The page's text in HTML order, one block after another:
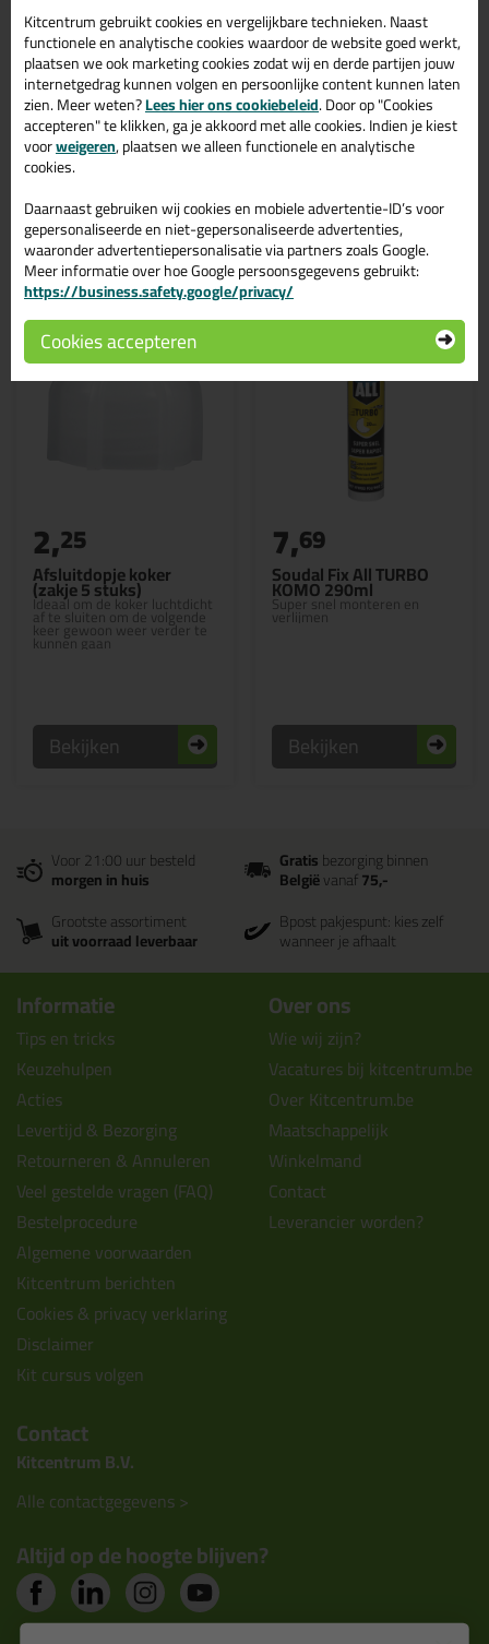
bijpassende kleur zoekt met gegarandeerd een topresultaat.
Bestel de Soudal Fix ALL X-Treme Power Express 280ml in kleur
Wit vandaag nog! Op voorraad en op werkdagen besteld = morgen
in huis.
Wil je meer weten over de toepassing en kenmerken van dit
product?Lees alles over dit product >
Gerelateerde producten
Afsluitdopje koker
(zakje 5 stuks)
Ideaal om de koker luchtdicht
af te sluiten om de volgende
keer gewoon weer verder te
kunnen gaan
2,25
Bekijken
Soudal Fix All TURBO
KOMO 290ml
Super snel monteren en
verlijmen
7,69
Bekijken
Voor 21:00 uur besteld
morgen in huis
Gratisbezorging binnen
Belgiëvanaf75,-
Grootste assortiment
uit voorraad leverbaar
Bpost pakjespunt: kies zelf
wanneer je afhaalt
Informatie
Tips en tricks
Keuzehulpen
Acties
Levertijd & Bezorging
Retourneren & Annuleren
Veel gestelde vragen (FAQ)
Bestelprocedure
Algemene voorwaarden
Kitcentrum berichten
Cookies & privacy verklaring
Disclaimer
Kit cursus volgen
Over ons
Wie wij zijn?
Vacatures bij kitcentrum.be
Over Kitcentrum.be
Maatschappelijk
Winkelmand
Contact
Leverancier worden?
Contact
Kitcentrum B.V.
Alle contactgegevens >
Altijd op de hoogte blijven?
Kitcentrum gebruikt cookies en vergelijkbare technieken. Naast
functionele en analytische cookies waardoor de website goed werkt,
plaatsen we ook marketing cookies zodat wij en derde partijen jouw
internetgedrag kunnen volgen en persoonlijke content kunnen laten
zien. Meer weten?Lees hier ons cookiebeleid. Door op "Cookies
accepteren" te klikken, ga je akkoord met alle cookies. Indien je kiest
voorweigeren, plaatsen we alleen functionele en analytische
cookies.
Daarnaast gebruiken wij cookies en mobiele advertentie-ID’s voor
gepersonaliseerde en niet-gepersonaliseerde advertenties,
waaronder advertentiepersonalisatie via partners zoals Google.
Meer informatie over hoe Google persoonsgegevens gebruikt:
https://business.safety.google/privacy/
Cookies accepteren